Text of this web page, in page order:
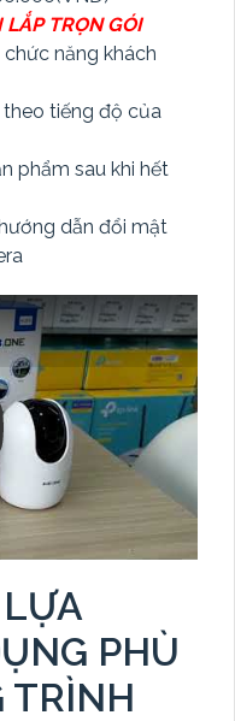
TRỌN GÓI
chức năng khách
theo tiếng độ của
phẩm sau khi hết
dẫn đổi mật
PHÙ
TRÌNH